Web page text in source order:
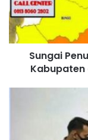
Sungai
Kabupaten